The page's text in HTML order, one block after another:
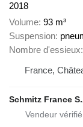
2018
Volume 93 m³
Suspension
Nombre d'essieux
France,
Schmitz France